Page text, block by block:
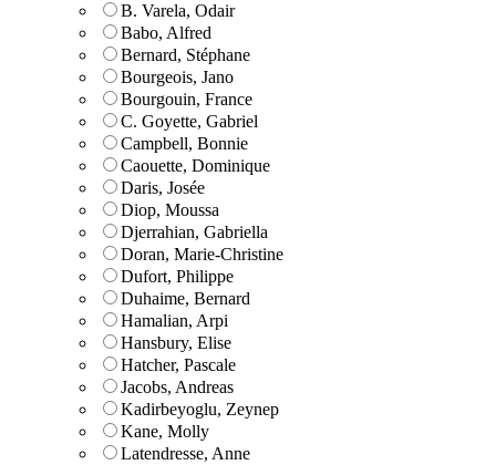
B. Varela, Odair
Babo, Alfred
Bernard, Stéphane
Bourgeois, Jano
Bourgouin, France
C. Goyette, Gabriel
Campbell, Bonnie
Caouette, Dominique
Daris, Josée
Diop, Moussa
Djerrahian, Gabriella
Doran, Marie-Christine
Dufort, Philippe
Duhaime, Bernard
Hamalian, Arpi
Hansbury, Elise
Hatcher, Pascale
Jacobs, Andreas
Kadirbeyoglu, Zeynep
Kane, Molly
Latendresse, Anne